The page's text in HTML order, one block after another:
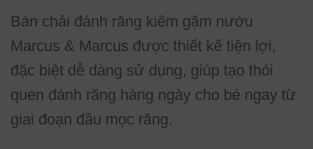
Bàn chải đánh răng kiêm gặm nướu
Marcus & Marcus được thiết kế tiện lợi,
đặc biệt dễ dàng sử dụng, giúp tạo thói
quen đánh răng hàng ngày cho bé ngay từ
giai đoạn đầu mọc răng.